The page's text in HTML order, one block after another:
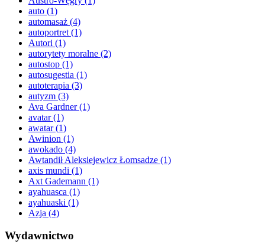
auto (1)
automasaż (4)
autoportret (1)
Autori (1)
autorytety moralne (2)
autostop (1)
autosugestia (1)
autoterapia (3)
autyzm (3)
Ava Gardner(1)
avatar(1)
awatar(1)
Awinion (1)
awokado (4)
Awtandił Aleksiejewicz Łomsadze (1)
axis mundi (1)
Axt Gademann (1)
ayahuasca (1)
ayahuaski (1)
Azja (4)
Wydawnictwo